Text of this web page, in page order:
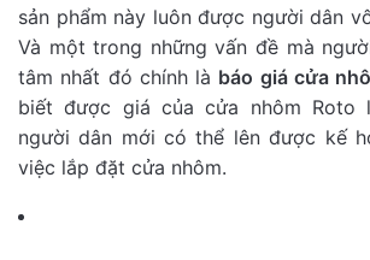
sản phẩm này luôn được người dân
Và một trong những vấn đề mà
tâm nhất đó chính là báo giá cửa
biết được giá của cửa nhôm Roto
người dân mới có thể lên được kế
việc lắp đặt cửa nhôm.